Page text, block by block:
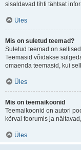
sisaldavad tihti tähtsat
Üles
Mis on suletud teemad?
Suletud teemad on
Teemasid võidakse
omaenda teemasid, kui
Üles
Mis on teemaikoonid
Teemaikoonid on autori
kõrval foorumis ja
Üles